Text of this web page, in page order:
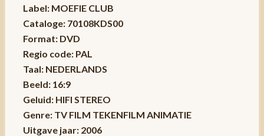
Label: MOEFIE CLUB
Cataloge: 70108KDS00
Format: DVD
Regio code: PAL
Taal: NEDERLANDS
Beeld: 16:9
Geluid: HIFI STEREO
Genre: TV FILM TEKENFILM ANIMATIE
Uitgave jaar: 2006